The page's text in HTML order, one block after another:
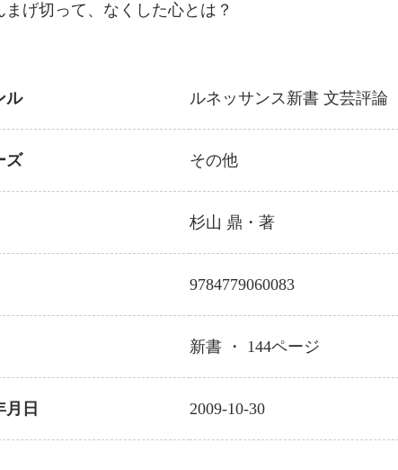
まげ切って、なくした心とは？
ル ルネッサンス新書 文芸評論
ズ その他
杉山 鼎 ・著
9784779060083
新書 ・ 144ページ
月日 2009-10-30